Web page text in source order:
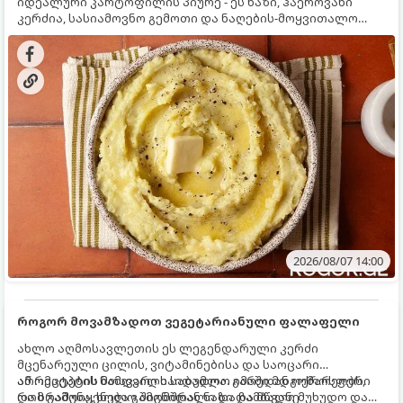
კერძია, სასიამოვნო გემოთი და ნაღების-მოყვითალო
ფერით. მისი მომზადება ძალიან მარტივია, მაგრამ
არსებობს რამდენიმე საიდუმლო, რომლებიც უნდა
იცოდეთ, რომ პიურე იდეალურად გემრიელი გამოვიდეს.
2026/08/07 14:00
როგორ მოვამზადოთ ვეგეტარიანული ფალაფელი
ახლო აღმოსავლეთის ეს ლეგენდარული კერძი
მცენარეული ცილის, ვიტამინებისა და საოცარი
არომატების ნამდვილი საბადოა. გარედან ოქროსფერი
და ხრაშუნა, ხოლო შიგნიდან ნაზი და მწვანე
ამ რეცეპტის მთავარი საიდუმლო იმაში მდგომარეობს,
რომ გამოიყენება გამომშრალი და ჩამბალი მუხუდო და